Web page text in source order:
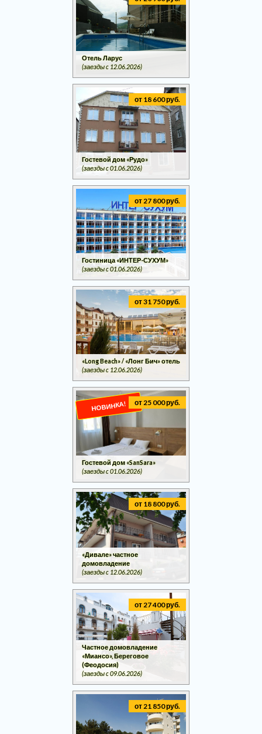
Отель Ларус
(заезды c 12.06.2026)
от 18 600 руб.
Гостевой дом «Рудо»
(заезды c 01.06.2026)
от 27 800 руб.
Гостиница «ИНТЕР-СУХУМ»
(заезды c 01.06.2026)
от 31 750 руб.
«Long Beach» / «Лонг Бич» отель
(заезды c 12.06.2026)
НОВИНКА! от 25 000 руб.
Гостевой дом «SanSara»
(заезды c 01.06.2026)
от 18 800 руб.
«Дивале» частное
домовладение
(заезды c 12.06.2026)
от 27 400 руб.
Частное домовладение
«Миансо», Береговое
(Феодосия)
(заезды c 09.06.2026)
от 21 850 руб.